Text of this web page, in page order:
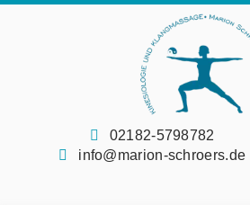
02182-5798782
info@marion-schroers.de